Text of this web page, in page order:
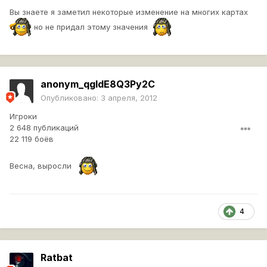
Вы знаете я заметил некоторые изменение на многих картах
но не придал этому значения
anonym_qgldE8Q3Py2C
Опубликовано: 3 апреля, 2012
Игроки
2 648 публикаций
22 119 боёв
Весна, выросли
4
Ratbat